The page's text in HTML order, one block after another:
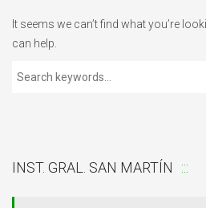
It seems we can’t find what you’re
can help.
INST. GRAL. SAN MARTÍN